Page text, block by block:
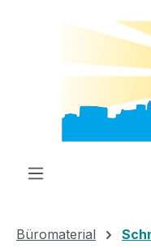
Zum Hauptinhalt
Büromaterial